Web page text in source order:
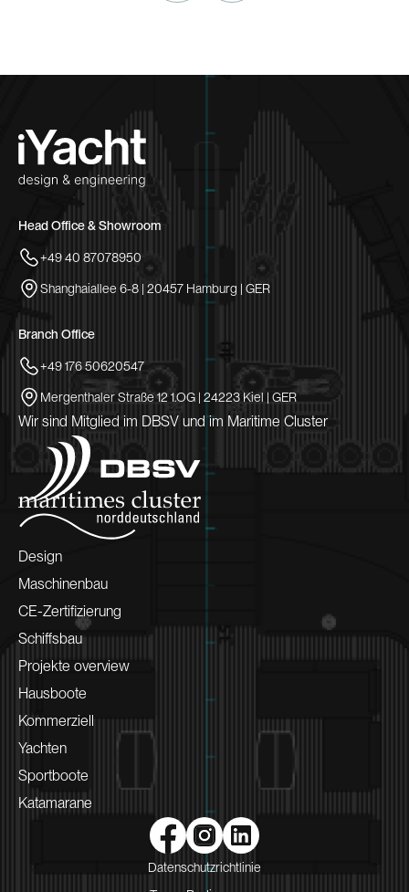
Head Office & Showroom
+49 40 87078950
Shanghaiallee 6-8 | 20457 Hamburg | GER
Branch Office
+49 176 50620547
Mergenthaler Straße 12 1.OG | 24223 Kiel | GER
Wir sind Mitglied im DBSV und im Maritime Cluster
Design
Maschinenbau
CE-Zertifizierung
Schiffsbau
Projekte overview
Hausboote
Kommerziell
Yachten
Sportboote
Katamarane
Datenschutzrichtlinie